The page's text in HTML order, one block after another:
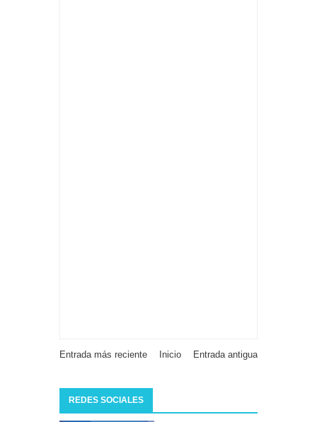
Entrada más reciente Entrada antigua
Inicio
REDES SOCIALES